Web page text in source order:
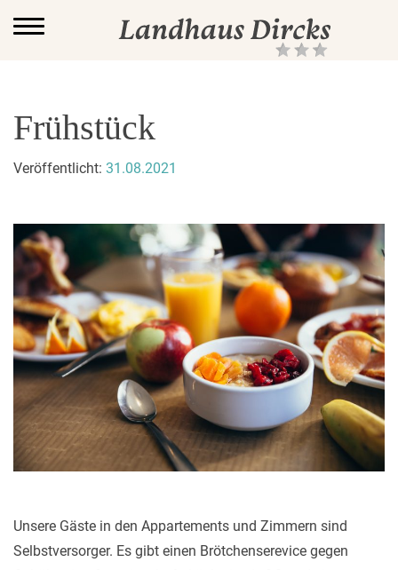
Main
Frühstück
Veröffentlicht: 31.08.2021
Unsere Gäste in den Appartements und Zimmern sind
Selbstversorger. Es gibt einen Brötchenserevice gegen